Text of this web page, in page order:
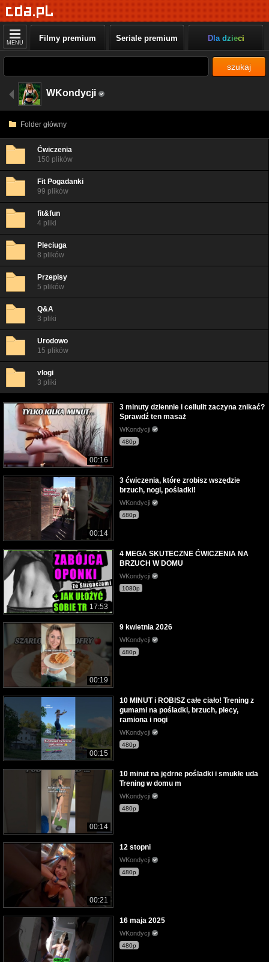
MENU Filmy premium Seriale premium Dla dzieci
szukaj
WKondycji
Folder główny
Ćwiczenia
150 plików
Fit Pogadanki
99 plików
fit&fun
4 pliki
Pleciuga
8 plików
Przepisy
5 plików
Q&A
3 pliki
Urodowo
15 plików
vlogi
3 pliki
00:16
3 minuty dziennie i cellulit zaczyna znikać?
Sprawdź ten masaż
WKondycji
480p
00:14
3 ćwiczenia, które zrobisz wszędzie
brzuch, nogi, pośladki!
WKondycji
480p
17:53
4 MEGA SKUTECZNE ĆWICZENIA NA
BRZUCH W DOMU
WKondycji
1080p
00:19
9 kwietnia 2026
WKondycji
480p
00:15
10 MINUT i ROBISZ całe ciało! Trening z
gumami na pośladki, brzuch, plecy,
ramiona i nogi
WKondycji
480p
00:14
10 minut na jędrne pośladki i smukłe uda
Trening w domu m
WKondycji
480p
00:21
12 stopni
WKondycji
480p
16 maja 2025
WKondycji
480p